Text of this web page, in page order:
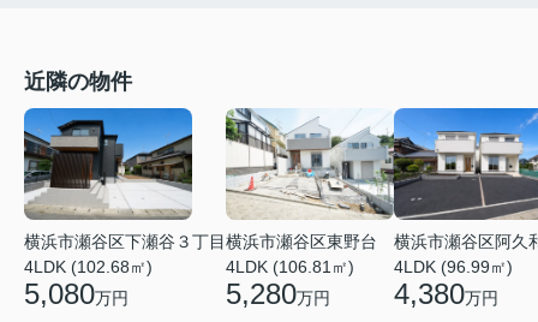
近隣の物件
横浜市瀬谷区下瀬谷３丁目
4LDK (102.68㎡)
5,080万円
横浜市瀬谷区東野台
4LDK (106.81㎡)
5,280万円
横浜市瀬谷区阿久
4LDK (96.99㎡)
4,380万円